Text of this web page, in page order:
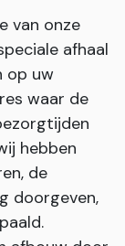
van onze
afhaal
op uw
waar de
hebben
de
doorgeven,